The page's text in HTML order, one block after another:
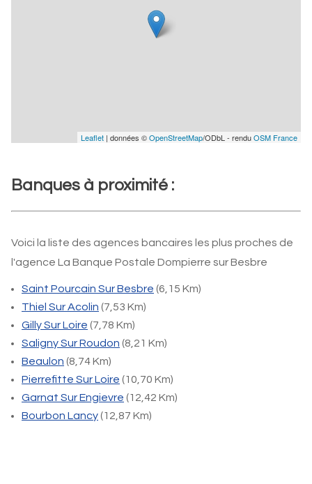
Leaflet | données ©OpenStreetMap/ODbL - renduOSM France
Banques à proximité :
Voici la liste des agences bancaires les plus proches de
l'agence La Banque Postale Dompierre sur Besbre
Saint Pourcain Sur Besbre (6,15 Km)
Thiel Sur Acolin (7,53 Km)
Gilly Sur Loire (7,78 Km)
Saligny Sur Roudon (8,21 Km)
Beaulon (8,74 Km)
Pierrefitte Sur Loire (10,70 Km)
Garnat Sur Engievre (12,42 Km)
Bourbon Lancy(12,87 Km)